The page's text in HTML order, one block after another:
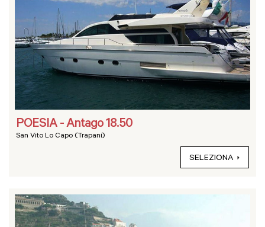
POESIA - Antago 18.50
San Vito Lo Capo (Trapani)
SELEZIONA